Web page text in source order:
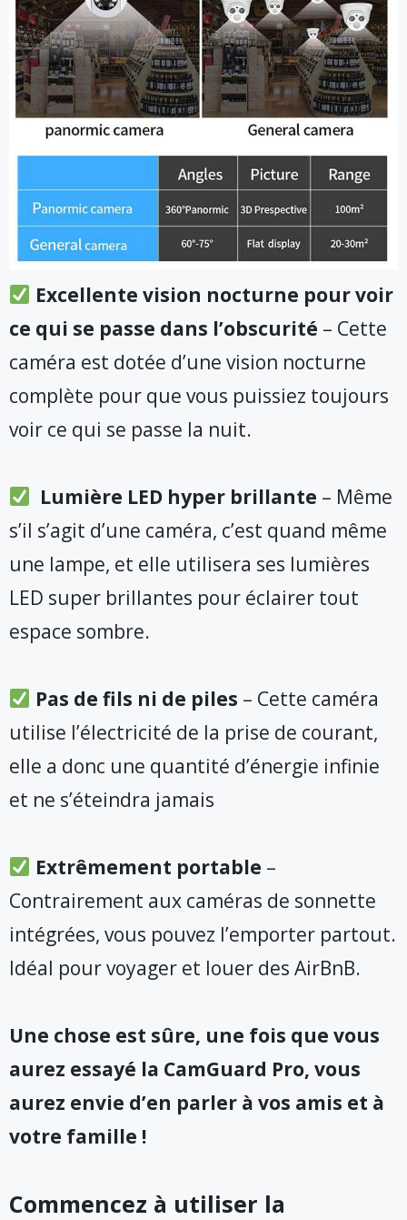
Excellente vision nocturne pour voir
ce qui se passe dans l’obscurité – Cette
caméra est dotée d’une vision nocturne
complète pour que vous puissiez toujours
voir ce qui se passe la nuit.
Lumière LED hyper brillante – Même
s’il s’agit d’une caméra, c’est quand même
une lampe, et elle utilisera ses lumières
LED super brillantes pour éclairer tout
espace sombre.
Pas de fils ni de piles – Cette caméra
utilise l’électricité de la prise de courant,
elle a donc une quantité d’énergie infinie
et ne s’éteindra jamais
Extrêmement portable –
Contrairement aux caméras de sonnette
intégrées, vous pouvez l’emporter partout.
Idéal pour voyager et louer des AirBnB.
Une chose est sûre, une fois que vous
aurez essayé la CamGuard Pro, vous
aurez envie d’en parler à vos amis et à
votre famille !
Commencez à utiliser la